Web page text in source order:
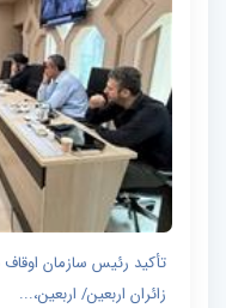
تأکید رئیس سازمان
زائران اربعین/ اربعین،...